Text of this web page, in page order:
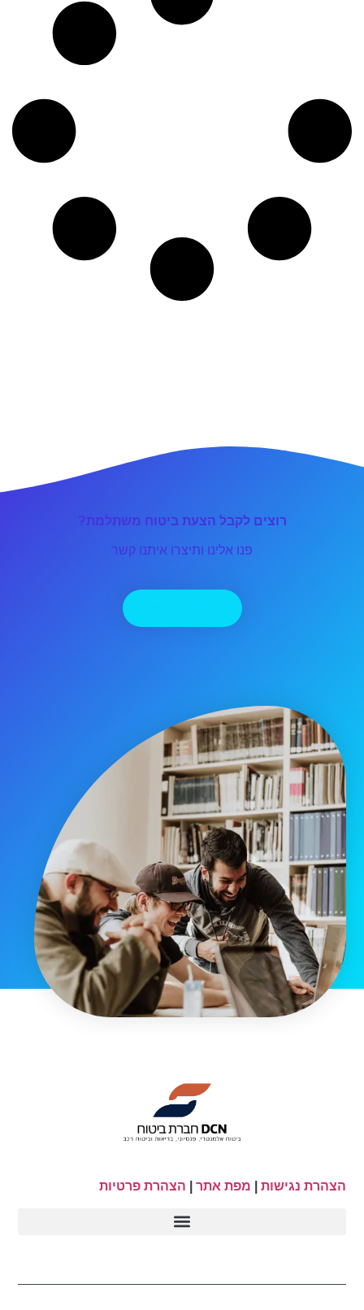
רוצים לקבל הצעת ביטוח משתלמת?
פנו אלינו ותיצרו איתנו קשר
הצהרת נגישות מפת אתר הצהרת פרטיות